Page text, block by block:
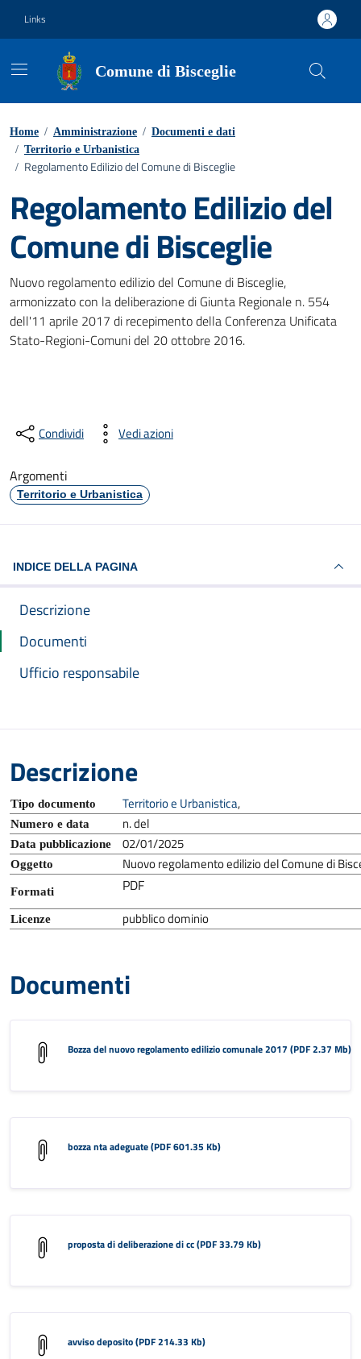
Links
Comune di Bisceglie
Home / Amministrazione / Documenti e dati
/ Territorio e Urbanistica
/ Regolamento Edilizio del Comune di Bisceglie
Regolamento Edilizio del
Comune di Bisceglie
Dettagli del documento
Nuovo regolamento edilizio del Comune di Bisceglie,
armonizzato con la deliberazione di Giunta Regionale n. 554
dell'11 aprile 2017 di recepimento della Conferenza Unificata
Stato-Regioni-Comuni del 20 ottobre 2016.
Condividi Vedi azioni
Argomenti
Territorio e Urbanistica
INDICE DELLA PAGINA
Descrizione
Documenti
Ufficio responsabile
Descrizione
Tipo documento Territorio e Urbanistica,
Numero e data n. del
Data pubblicazione 02/01/2025
Oggetto Nuovo regolamento edilizio del Comune di
Formati PDF
Licenze pubblico dominio
Documenti
Bozza del nuovo regolamento edilizio comunale 2017 (PDF 2.37 Mb)
bozza nta adeguate (PDF 601.35 Kb)
proposta di deliberazione di cc (PDF 33.79 Kb)
avviso deposito (PDF 214.33 Kb)